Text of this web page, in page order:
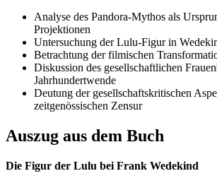
Analyse des Pandora-Mythos als
Projektionen
Untersuchung der Lulu-Figur in
Betrachtung der filmischen
Diskussion des gesellschaftlichen
Jahrhundertwende
Deutung der gesellschaftskritischen
zeitgenössischen Zensur
Auszug aus dem Buch
Die Figur der Lulu bei Frank Wedekind